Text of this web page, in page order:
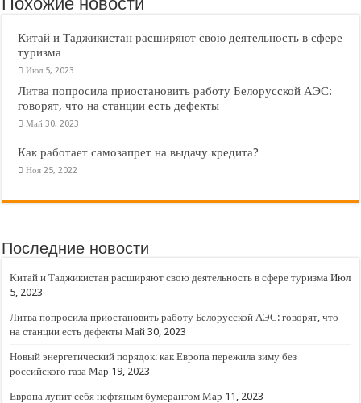
Китай и Таджикистан расширяют свою деятельность в сфере
туризма
Июл 5, 2023
Литва попросила приостановить работу Белорусской АЭС:
говорят, что на станции есть дефекты
Май 30, 2023
Как работает самозапрет на выдачу кредита?
Ноя 25, 2022
Последние новости
Китай и Таджикистан расширяют свою деятельность в сфере туризма Июл
5, 2023
Литва попросила приостановить работу Белорусской АЭС: говорят, что
на станции есть дефекты Май 30, 2023
Новый энергетический порядок: как Европа пережила зиму без
российского газа Мар 19, 2023
Европа лупит себя нефтяным бумерангом Мар 11, 2023